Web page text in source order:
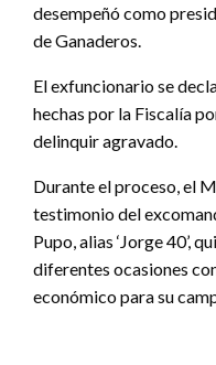
desempeñó como
de Ganaderos.
El exfuncionario se
hechas por la Fiscalía
delinquir agravado.
Durante el proceso, el
testimonio del
Pupo, alias ‘Jorge 40’,
diferentes ocasiones
económico para su